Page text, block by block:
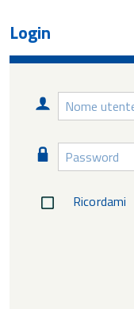
Login
Nome
utente
Password
Ricordami